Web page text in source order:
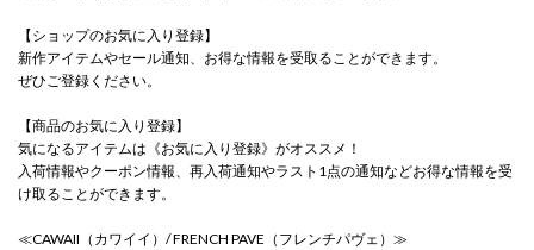
【ショップのお気に入り登録】
新作アイテムやセール通知、お得な情報を受取ることができます。
ぜひご登録ください。
【商品のお気に入り登録】
気になるアイテムは《お気に入り登録》がオススメ！
入荷情報やクーポン情報、再入荷通知やラスト1点の通知などお得な情報を受
け取ることができます。
≪CAWAII（カワイイ）/ FRENCH PAVE（フレンチパヴェ）≫